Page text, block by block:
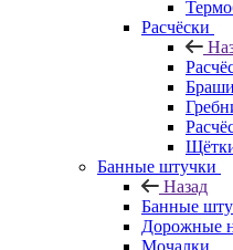
Расчёски
Банные штучки
Назад
Банные
Дорожные
Мочалки